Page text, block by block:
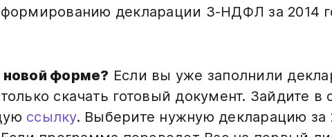
декларации 3-НДФЛ за 2014
новой форме? Если вы уже заполнили
скачать готовый документ. Зайдите в
ссылку. Выберите нужную декларацию за